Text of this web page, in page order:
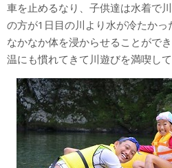
車を止めるなり、子供達は水着で
の方が1日目の川より水が冷たかっ
なかなか体を浸からせることがで
温にも慣れてきて川遊びを満喫して